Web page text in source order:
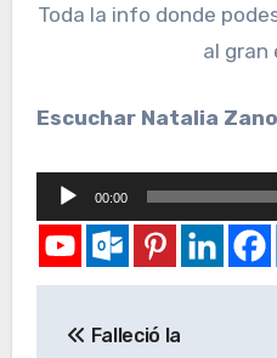
Toda la info donde
al gran
Escuchar Natalia
Reproductor
de
audio
00:00
Falleció la